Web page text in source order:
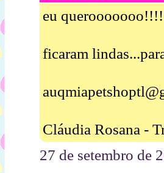
eu
ficaram
Cláudia Rosana -
27 de setembro de